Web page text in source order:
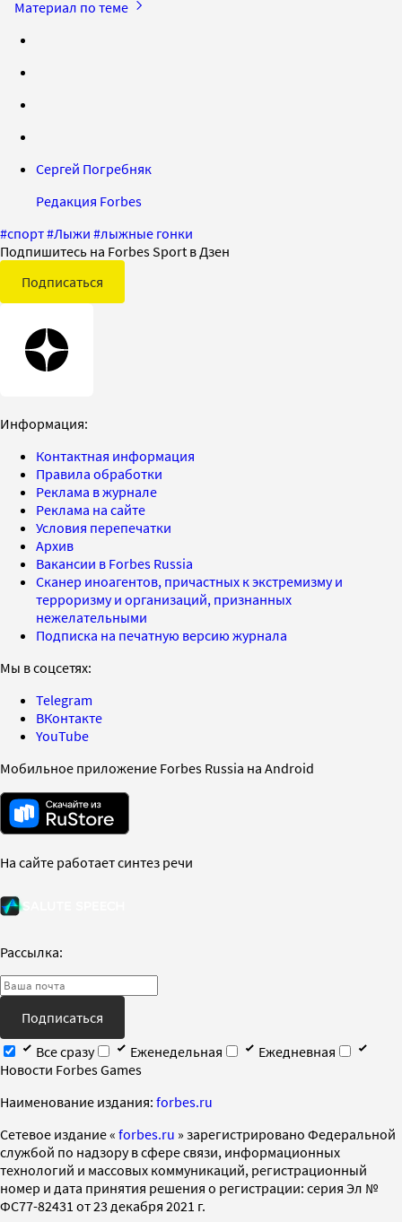
Материал по теме
Сергей Погребняк
Редакция Forbes
#спорт#Лыжи #лыжные гонки
Подпишитесь на Forbes Sport в Дзен
Подписаться
Информация:
Контактная информация
Правила обработки
Реклама в журнале
Реклама на сайте
Условия перепечатки
Архив
Вакансии в Forbes Russia
Сканер иноагентов, причастных к экстремизму и
терроризму и организаций, признанных
нежелательными
Подписка на печатную версию журнала
Мы в соцсетях:
Telegram
ВКонтакте
YouTube
Мобильное приложение Forbes Russia на Android
На сайте работает синтез речи
Рассылка:
Подписаться
Все сразу
Еженедельная
Ежедневная
Новости Forbes Games
Наименование издания: forbes.ru
Cетевое издание « forbes.ru » зарегистрировано Федеральной
службой по надзору в сфере связи, информационных
технологий и массовых коммуникаций, регистрационный
номер и дата принятия решения о регистрации: серия Эл №
ФС77-82431 от 23 декабря 2021 г.